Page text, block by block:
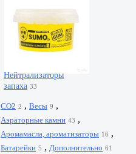
Нейтрализаторы
запаха 33
CO2 2 , Весы 9 ,
Аэраторные камни 43 ,
Аромамасла, ароматизаторы 16 ,
Батарейки 5 , Дополнительно 61